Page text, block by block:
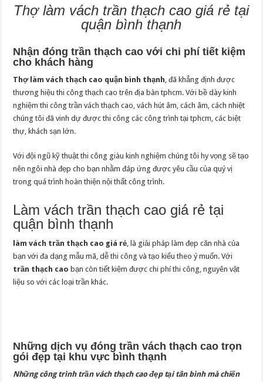
Thợ làm vách trần thạch cao giá rẻ tại
quận bình thạnh
Nhận đóng trần thạch cao với chi phí tiết kiệm
cho khách hàng
Thợ làm vách thạch cao quận bình thạnh, đã khẳng định được
thương hiệu thi công thạch cao trên địa bàn tphcm. Với bề dày kinh
nghiệm thi công trần vách thạch cao, vách hút âm, cách âm, cách nhiệt
chúng tôi đã vinh dự được thi công các công trình tại tphcm, các biệt
thự, khách sạn lớn.
Với đội ngũ kỹ thuật thi công giàu kinh nghiệm chúng tôi hy vọng sẽ tạo
nên ngôi nhà đẹp cho bạn nhằm đáp ứng được yêu cầu của quý vị
trong quá trình hoàn thiện nội thất công trình.
Làm vách trần thạch cao giá rẻ tại
quận bình thạnh
làm vách trần thạch cao giá rẻ, là giải pháp làm đẹp căn nhà của
bạn với đa dạng mẫu mã, dễ thi công và tạo kiểu theo ý muốn. Với
trần thạch cao bạn còn tiết kiệm được chi phí thi công, nguyên vật
liệu so với các loại trần khác.
Những dịch vụ đóng trần vách thạch cao trọn
gói đẹp tại khu vực bình thạnh
Những công trình trần vách thạch cao đẹp tại tân bình mà chiến